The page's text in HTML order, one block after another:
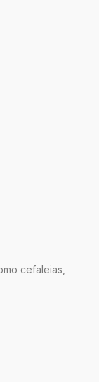
cefaleias,